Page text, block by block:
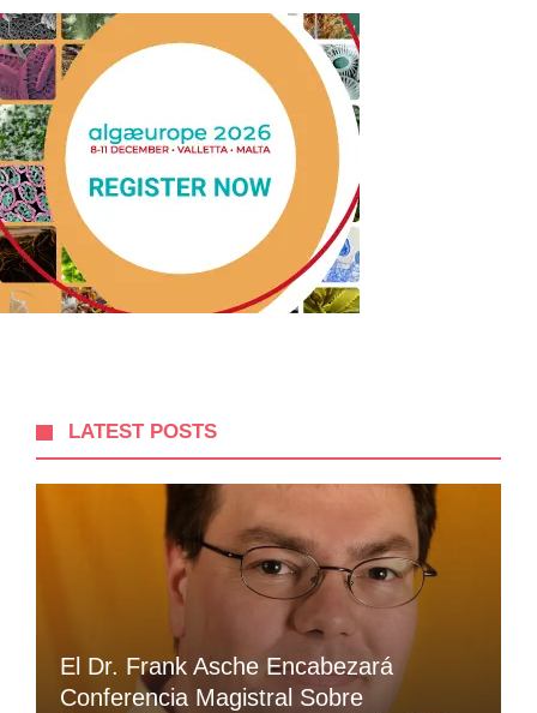
LATEST POSTS
El Dr. Frank Asche Encabezará
Conferencia Magistral Sobre